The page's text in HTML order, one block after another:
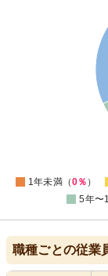
1年未満（0％ ）
5年〜
職種ごとの従業